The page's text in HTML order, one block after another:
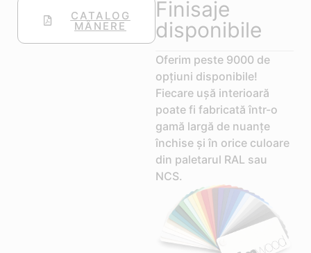
CATALOG
MÂNERE
Finisaje
disponibile
Oferim peste 9000 de
opțiuni disponibile!
Fiecare ușă interioară
poate fi fabricată într-o
gamă largă de nuanțe
închise și în orice culoare
din paletarul RAL sau
NCS.